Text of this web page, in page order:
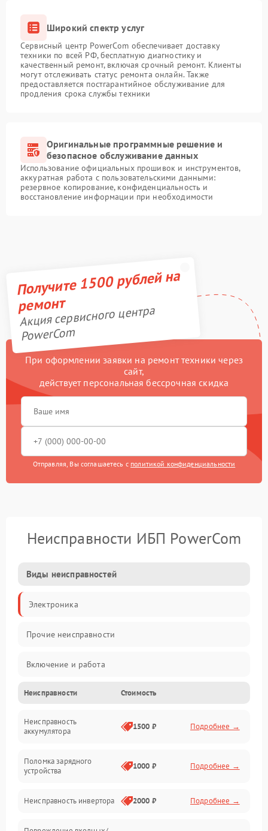
Широкий спектр услуг
Сервисный центр PowerCom обеспечивает доставку
техники по всей РФ, бесплатную диагностику и
качественный ремонт, включая срочный ремонт. Клиенты
могут отслеживать статус ремонта онлайн. Также
предоставляется постгарантийное обслуживание для
продления срока службы техники
Оригинальные программные решение и
безопасное обслуживание данных
Использование официальных прошивок и инструментов,
аккуратная работа с пользовательскими данными:
резервное копирование, конфиденциальность и
восстановление информации при необходимости
Получите 1500 рублей на
ремонт
Акция сервисного центра
PowerCom
При оформлении заявки на ремонт техники через
сайт,
действует персональная бессрочная скидка
Отправляя, Вы соглашаетесь с политикой конфиденциальности
Неисправности ИБП PowerCom
Виды неисправностей
Электроника
Прочие неисправности
Включение и работа
Работа с нагрузкой
Звук и индикация
Неисправности Стоимость
Неисправность
аккумулятора
1500 ₽ Подробнее →
Поломка зарядного
устройства
1000 ₽ Подробнее →
Неисправность инвертора 2000 ₽ Подробнее →